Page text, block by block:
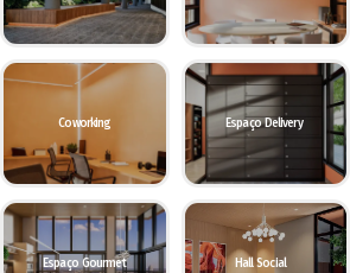
Coworking Espaço Delivery
Espaço Gourmet Hall Social